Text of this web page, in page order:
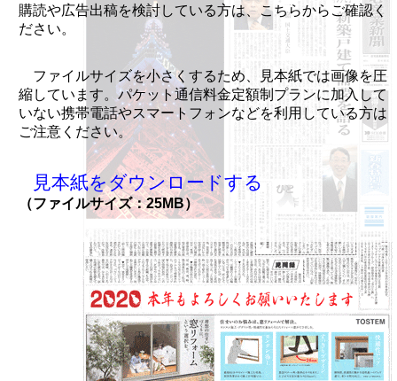
購読や広告出稿を検討している方は、こちらからご確認く
ださい。
ファイルサイズを小さくするため、見本紙では画像を圧
縮しています。パケット通信料金定額制プランに加入して
いない携帯電話やスマートフォンなどを利用している方は
ご注意ください。
見本紙をダウンロードする
（ファイルサイズ：25MB）